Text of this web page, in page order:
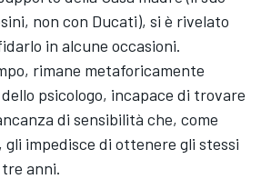
non con Ducati), si è rivelato
in alcune occasioni.
rimane metaforicamente
psicologo, incapace di trovare
di sensibilità che, come
impedisce di ottenere gli stessi
anni.